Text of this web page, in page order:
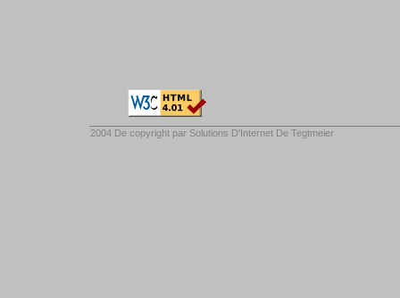
2004 De copyright par Solutions D'Internet De Tegtmeier